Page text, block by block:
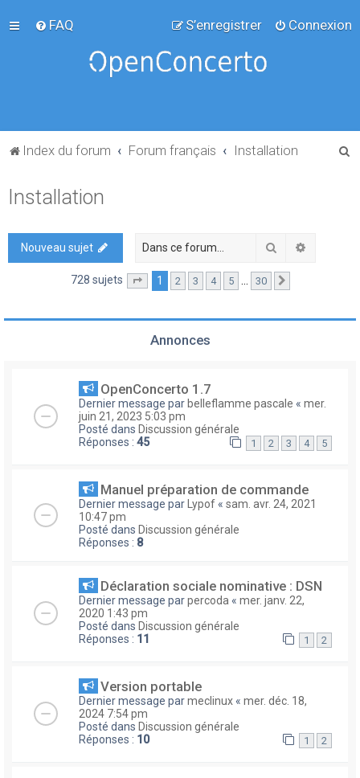
FAQ Connexion
S’enregistrer
Index du forum Forum français Installation
Installation
Nouveau sujet Rechercher
728 sujets Page sur30
1 2 3 4 5 … 30
Annonces
OpenConcerto 1.7
Dernier message par belleflamme pascale « mer.
juin 21, 2023 5:03 pm
Posté dans Discussion générale
Réponses : 45 1 2 3 4 5
Manuel préparation de commande
Dernier message par Lypof « sam. avr. 24, 2021
10:47 pm
Posté dans Discussion générale
Réponses : 8
Déclaration sociale nominative : DSN
Dernier message parpercoda « mer. janv. 22,
2020 1:43 pm
Posté dans Discussion générale
Réponses : 11 1 2
Version portable
Dernier message parmeclinux « mer. déc. 18,
2024 7:54 pm
Posté dans Discussion générale
Réponses : 10 1 2